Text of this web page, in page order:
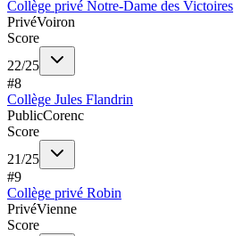
Collège privé Notre-Dame des Victoires
PrivéVoiron
Score
22/25
#8
Collège Jules Flandrin
PublicCorenc
Score
21/25
#9
Collège privé Robin
PrivéVienne
Score